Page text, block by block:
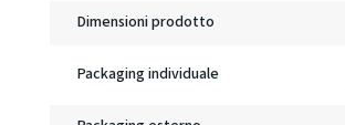
Dimensioni prodotto
Packaging individuale